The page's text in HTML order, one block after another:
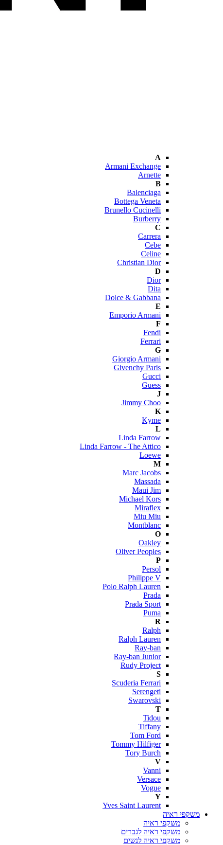
A
Armani Exchange
Arnette
B
Balenciaga
Bottega Veneta
Brunello Cucinelli
Burberry
C
Carrera
Cebe
Celine
Christian Dior
D
Dior
Dita
Dolce & Gabbana
E
Emporio Armani
F
Fendi
Ferrari
G
Giorgio Armani
Givenchy Paris
Gucci
Guess
J
Jimmy Choo
K
Kyme
L
Linda Farrow
Linda Farrow - The Attico
Loewe
M
Marc Jacobs
Massada
Maui Jim
Michael Kors
Miraflex
Miu Miu
Montblanc
O
Oakley
Oliver Peoples
P
Persol
Philippe V
Polo Ralph Lauren
Prada
Prada Sport
Puma
R
Ralph
Ralph Lauren
Ray-ban
Ray-ban Junior
Rudy Project
S
Scuderia Ferrari
Serengeti
Swarovski
T
Tidou
Tiffany
Tom Ford
Tommy Hilfiger
Tory Burch
V
Vanni
Versace
Vogue
Y
Yves Saint Laurent
משקפי ראיה
משקפי ראיה
משקפי ראיה לגברים
משקפי ראיה לנשים